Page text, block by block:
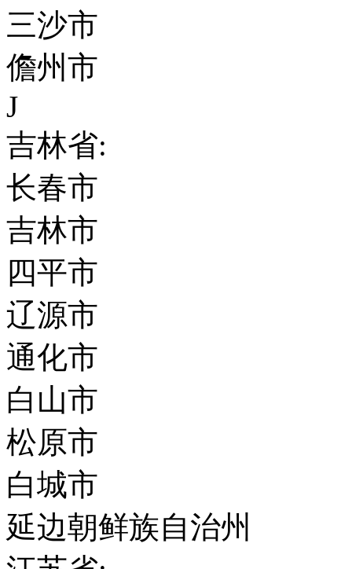
三沙市
儋州市
J
吉林省:
长春市
吉林市
四平市
辽源市
通化市
白山市
松原市
白城市
延边朝鲜族自治州